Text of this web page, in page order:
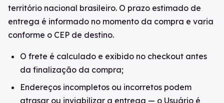
território nacional brasileiro. O prazo estimado de
entrega é informado no momento da compra e varia
conforme o CEP de destino.
O frete é calculado e exibido no checkout antes
da finalização da compra;
Endereços incompletos ou incorretos podem
atrasar ou inviabilizar a entrega — o Usuário é